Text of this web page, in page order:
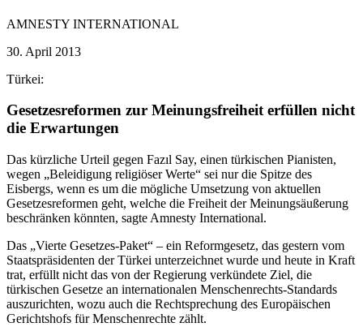
AMNESTY INTERNATIONAL
30. April 2013
Türkei:
Gesetzesreformen zur Meinungsfreiheit erfüllen nicht
die Erwartungen
Das kürzliche Urteil gegen Fazıl Say, einen türkischen Pianisten,
wegen „Beleidigung religiöser Werte“ sei nur die Spitze des
Eisbergs, wenn es um die mögliche Umsetzung von aktuellen
Gesetzesreformen geht, welche die Freiheit der Meinungsäußerung
beschränken könnten, sagte Amnesty International.
Das „Vierte Gesetzes-Paket“ – ein Reformgesetz, das gestern vom
Staatspräsidenten der Türkei unterzeichnet wurde und heute in Kraft
trat, erfüllt nicht das von der Regierung verkündete Ziel, die
türkischen Gesetze an internationalen Menschenrechts-Standards
auszurichten, wozu auch die Rechtsprechung des Europäischen
Gerichtshofs für Menschenrechte zählt.